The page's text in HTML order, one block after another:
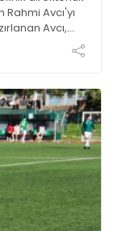
Avcı'yı
Avcı,